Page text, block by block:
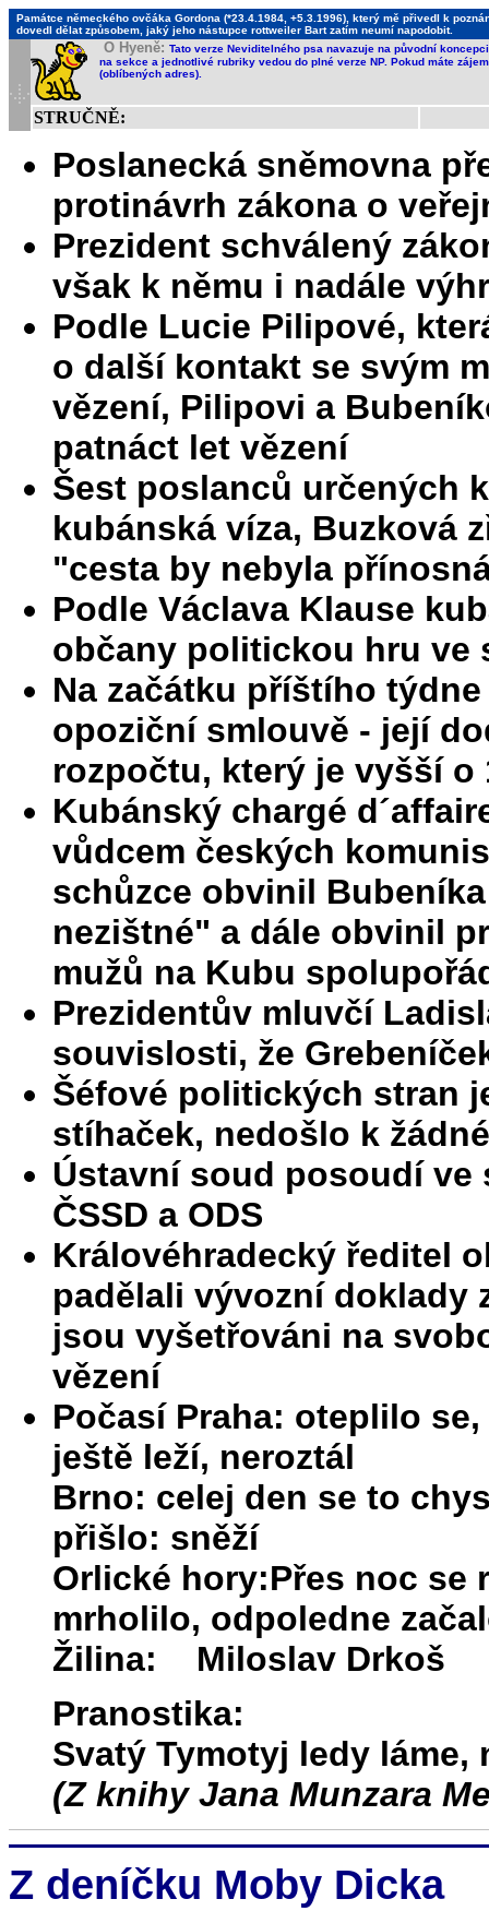
Památce německého ovčáka Gordona (*23.4.1984, +5.3.1996), který mě přivedl k
dovedl dělat způsobem, jaký jeho nástupce rottweiler Bart zatím neumí napodobit.
O Hyeně: Tato verze Neviditelného psa navazuje na původní
na sekce a jednotlivé rubriky vedou do plné verze NP. Pokud máte
(oblíbených adres).
STRUČNĚ:
Poslanecká sněmovna
protinávrh zákona o
Prezident schválený
však k němu i nadále
Podle Lucie Pilipové,
o další kontakt se svým
vězení, Pilipovi a
patnáct let vězení
Šest poslanců určených
kubánská víza, Buzková
"cesta by nebyla
Podle Václava Klause
občany politickou hru ve
Na začátku příštího
opoziční smlouvě - její
rozpočtu, který je vyšší
Kubánský chargé
vůdcem českých
schůzce obvinil
nezištné" a dále obvinil
mužů na Kubu
Prezidentův mluvčí
souvislosti, že
Šéfové politických stran
stíhaček, nedošlo k
Ústavní soud posoudí
ČSSD a ODS
Královéhradecký ředitel
padělali vývozní doklady
jsou vyšetřováni na
vězení
Počasí Praha: oteplilo
ještě leží, neroztál
Brno: celej den se to
přišlo: sněží
Orlické hory:Přes noc se
mrholilo, odpoledne
Žilina: Miloslav Drkoš
Pranostika:
Svatý Tymotyj ledy láme,
(Z knihy Jana Munzara
Z deníčku Moby Dicka